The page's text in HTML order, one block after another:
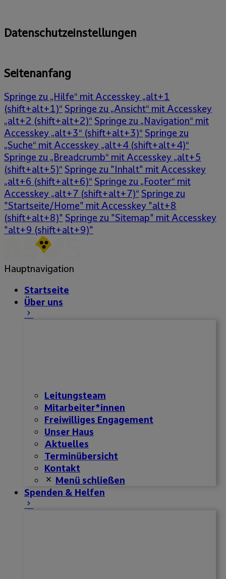
Datenschutzeinstellungen
Seitenanfang
Springe zu „Hilfe“ mit Accesskey „alt+1
(shift+alt+1)“ Springe zu „Ansicht“ mit Accesskey
„alt+2 (shift+alt+2)“ Springe zu „Navigation“ mit
Accesskey „alt+3“ (shift+alt+3)“ Springe zu
„Suche“ mit Accesskey „alt+4 (shift+alt+4)“
Springe zu „Breadcrumb“ mit Accesskey „alt+5
(shift+alt+5)“ Springe zu "Inhalt" mit Accesskey
„alt+6 (shift+alt+6)“ Springe zu „Footer“ mit
Accesskey „alt+7 (shift+alt+7)“ Springe zu
"Startseite/Home" mit Accesskey "alt+8
(shift+alt+8)" Springe zu "Sitemap" mit Accesskey
"alt+9 (shift+alt+9)"
Hauptnavigation
Startseite
Über uns
Leitungsteam
Mitarbeiter*innen
Freiwilliges Engagement
Unser Haus
Aktuelles
Terminübersicht
Kontakt
Menü schließen
Spenden & Helfen